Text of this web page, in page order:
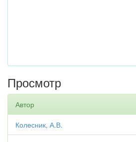
Просмотр
Автор
Колесник, А.В.